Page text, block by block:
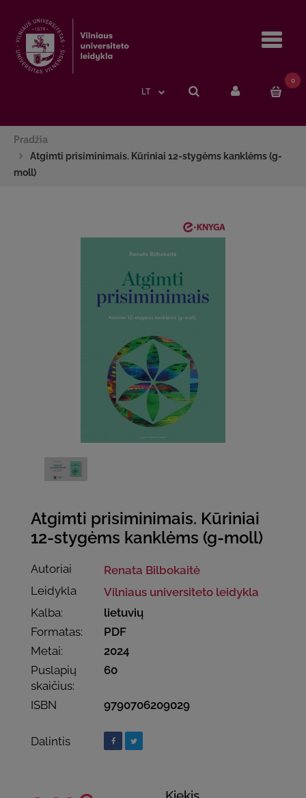
LT
0
Pradžia
Atgimti prisiminimais. Kūriniai 12-stygėms kanklėms (g-
moll)
Atgimti prisiminimais. Kūriniai
12-stygėms kanklėms (g-moll)
Autoriai
Renata Bilbokaitė
Leidykla
Vilniaus universiteto leidykla
Kalba:
lietuvių
Formatas:
PDF
Metai:
2024
Puslapių
skaičius:
60
ISBN 9790706209029
Dalintis